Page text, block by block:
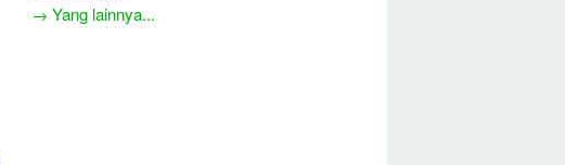
→ Yang lainnya...